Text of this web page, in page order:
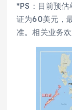
*PS：目前预
证为60美元，
准。相关业务